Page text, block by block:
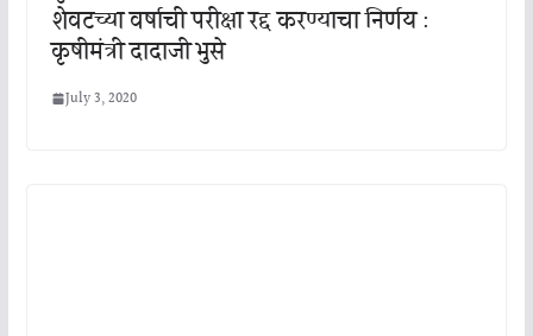
शेवटच्या वर्षाची परीक्षा रद्द करण्याचा निर्णय :
कृषीमंत्री दादाजी भुसे
July 3, 2020